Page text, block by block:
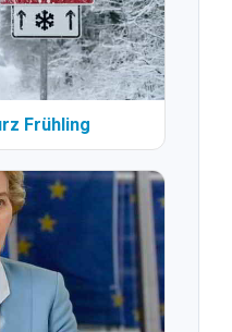
Frühling